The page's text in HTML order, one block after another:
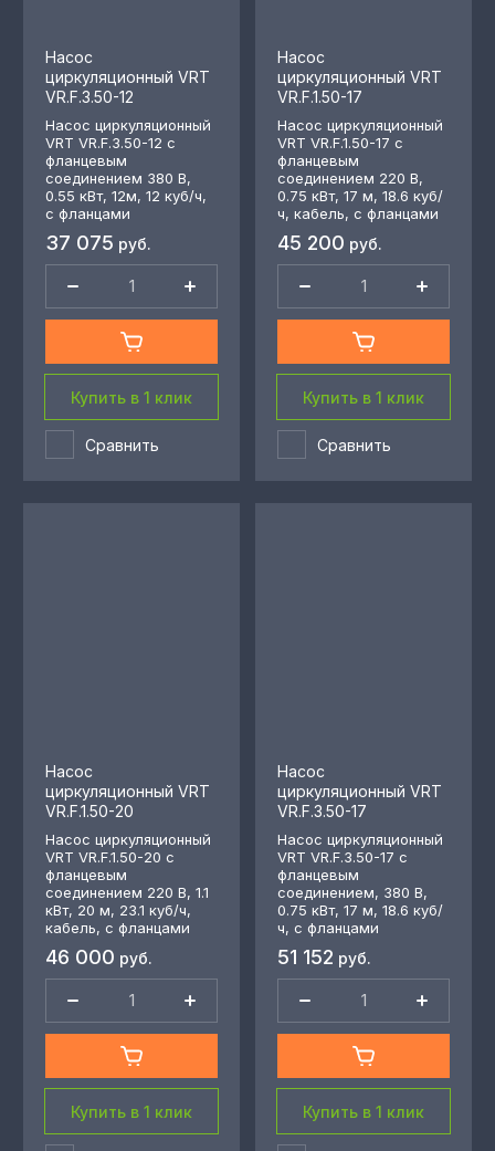
Насос
циркуляционный VRT
VR.F.3.50-12
Насос циркуляционный
VRT VR.F.3.50-12 с
фланцевым
соединением 380 В,
0.55 кВт, 12м, 12 куб/ч,
с фланцами
37 075 руб.
Купить в 1 клик
Сравнить
Насос
циркуляционный VRT
VR.F.1.50-17
Насос циркуляционный
VRT VR.F.1.50-17 с
фланцевым
соединением 220 В,
0.75 кВт, 17 м, 18.6 куб/
ч, кабель, с фланцами
45 200 руб.
Купить в 1 клик
Сравнить
Насос
циркуляционный VRT
VR.F.1.50-20
Насос циркуляционный
VRT VR.F.1.50-20 с
фланцевым
соединением 220 В, 1.1
кВт, 20 м, 23.1 куб/ч,
кабель, с фланцами
46 000 руб.
Купить в 1 клик
Насос
циркуляционный VRT
VR.F.3.50-17
Насос циркуляционный
VRT VR.F.3.50-17 с
фланцевым
соединением, 380 В,
0.75 кВт, 17 м, 18.6 куб/
ч, с фланцами
51 152 руб.
Купить в 1 клик